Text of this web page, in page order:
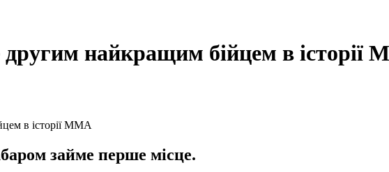
другим найкращим бійцем в
займе перше місце.